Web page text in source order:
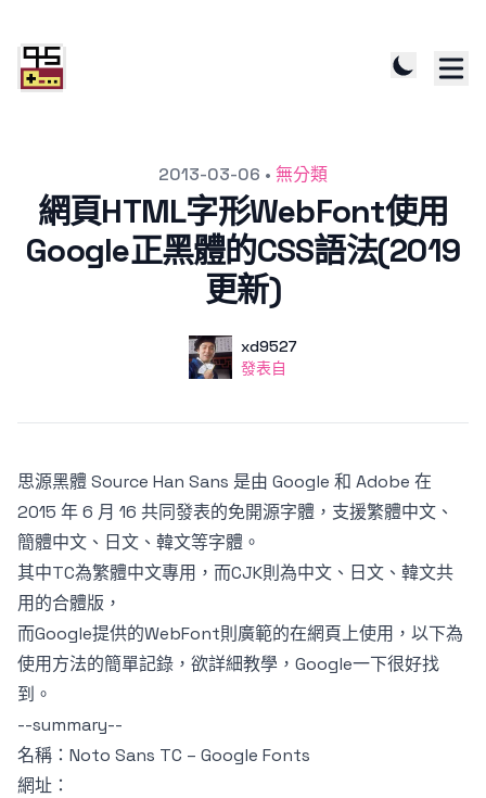
2013-03-06 • 無分類
網頁HTML字形WebFont使用
Google正黑體的CSS語法(2019
更新)
使用者
xd9527
發表自
發表自
思源黑體 Source Han Sans 是由 Google 和 Adobe 在
2015 年 6 月 16 共同發表的免開源字體，支援繁體中文、
簡體中文、日文、韓文等字體。
其中TC為繁體中文專用，而CJK則為中文、日文、韓文共
用的合體版，
而Google提供的WebFont則廣範的在網頁上使用，以下為
使用方法的簡單記錄，欲詳細教學，Google一下很好找
到。
--summary--
名稱：Noto Sans TC – Google Fonts
網址：